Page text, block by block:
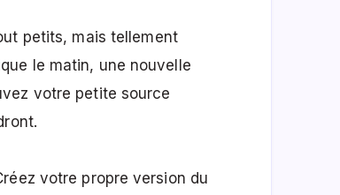
petits, mais tellement
le matin, une nouvelle
votre petite source
votre propre version du